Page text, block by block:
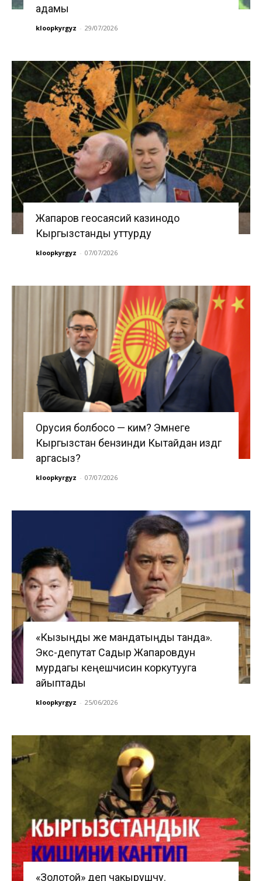
адамы
kloopkyrgyz - 29/07/2026
Жапаров геосаясий казинодо
Кыргызстанды уттурду
kloopkyrgyz - 07/07/2026
Орусия болбосо — ким? Эмнеге
Кыргызстан бензинди Кытайдан издөөгө
аргасыз?
kloopkyrgyz - 07/07/2026
«Кызыңды же мандатыңды танда».
Экс-депутат Садыр Жапаровдун
мурдагы кеңешчисин коркутууга
айыптады
kloopkyrgyz - 25/06/2026
«Золотой» деп чакырушчу.